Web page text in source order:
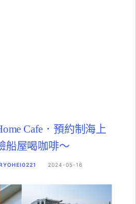
Cafe．預約制海上
船屋喝咖啡～
2024-05-16